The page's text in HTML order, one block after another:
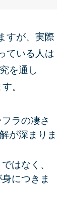
すが、実際
ている人は
を通し
。
ラの凄さ
が深まりま
はなく、
につきま